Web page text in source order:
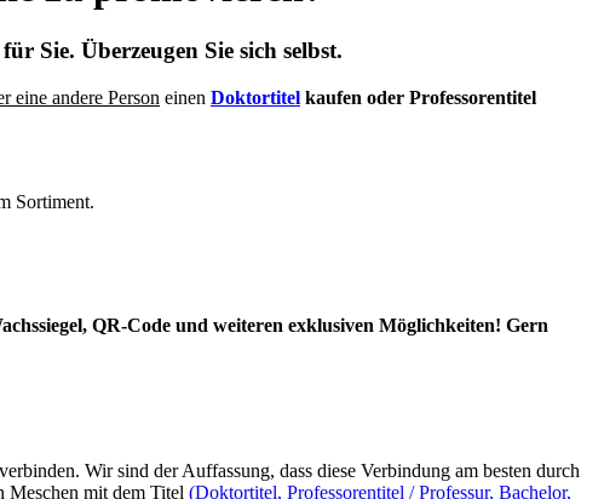
Sie. Überzeugen Sie sich selbst.
eine andere Person einen Doktortitel kaufen oder Professorentitel
Sortiment.
QR-Code und weiteren exklusiven Möglichkeiten! Gern
Wir sind der Auffassung, dass diese Verbindung am besten durch
Meschen mit dem Titel (Doktortitel, Professorentitel / Professur, Bachelor,